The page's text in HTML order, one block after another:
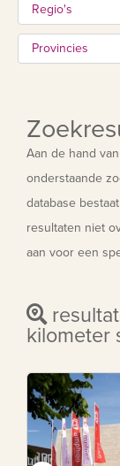
Regio's
Provincies
Aan de hand
onderstaande
database
resultaten niet
aan voor een
kilometer